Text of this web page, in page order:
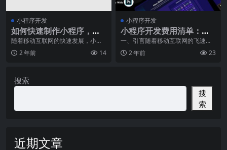
小程序开发
如何快速制作小程序，看
这里！
随着移动互联网的快速发展，小程
序已经成为当今的热门话题。作为
一种新兴的应用形式，
2 年前 14
小程序开发
小程序开发费用清单：你
的每一分钱都花在哪里
了？
一、引言随着移动互联网的飞速发
展，小程序已成为企业数字化转型
的重要工具之一。小程
2 年前 23
搜索
搜
索
近期文章